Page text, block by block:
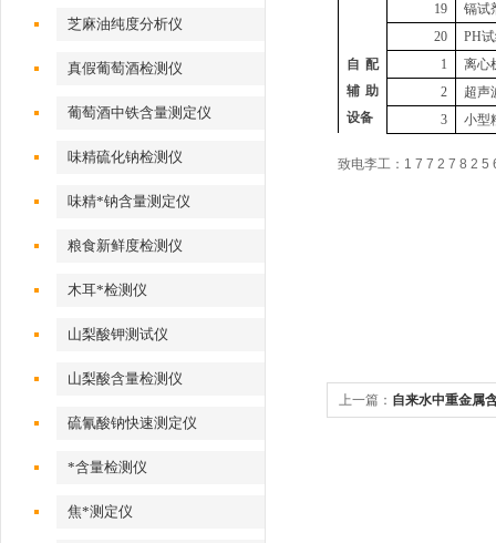
芝麻油纯度分析仪
真假葡萄酒检测仪
葡萄酒中铁含量测定仪
味精硫化钠检测仪
味精*钠含量测定仪
粮食新鲜度检测仪
木耳*检测仪
山梨酸钾测试仪
山梨酸含量检测仪
硫氰酸钠快速测定仪
*含量检测仪
焦*测定仪
19
镉试
20
PH
自配
辅助
设备
1
离心
2
超声
3
小型
致电李工：1 7 7 2 7 8 2 5
上一篇： 自来水中重金属